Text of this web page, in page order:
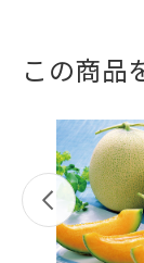
この商品